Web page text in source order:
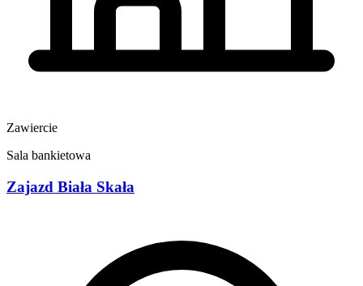
Zawiercie
Sala bankietowa
Zajazd Biała Skała